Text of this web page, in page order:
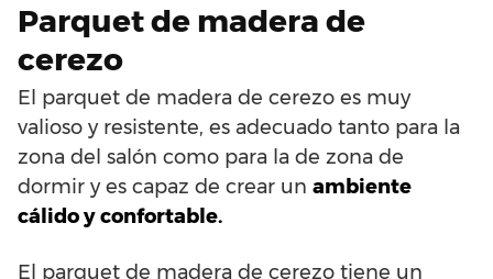
Parquet de madera de
cerezo
El parquet de madera de cerezo es muy
valioso y resistente, es adecuado tanto para la
zona del salón como para la de zona de
dormir y es capaz de crear un ambiente
cálido y confortable.
El parquet de madera de cerezo tiene un